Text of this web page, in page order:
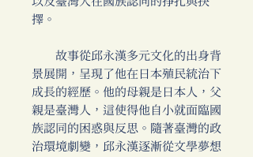
擇。
故事從邱永漢多元文化的出身背
景展開，呈現了他在日本殖民統治下
成長的經歷。他的母親是日本人，父
親是臺灣人，這使得他自小就面臨國
族認同的困惑與反思。隨著臺灣的政
治環境劇變，邱永漢逐漸從文學夢想